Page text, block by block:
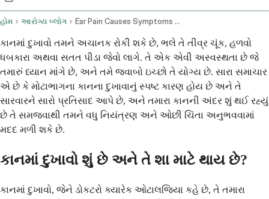
હોમ આરોગ્ય બ્લોગ Ear Pain Causes Symptoms And Treatment
કાનમાં દુખાવો તમને અચાનક રોકી શકે છે, ભલે તે તીવ્ર ચૂંક, હળવો
ધબકારા અથવા સતત પીડા જેવો લાગે. તે એક એવી અસ્વસ્થતા છે જે
તમારું ધ્યાન માંગે છે, અને તમે જવાબો ઇચ્છો તે યોગ્ય છે. સારા સમાચાર
એ છે કે મોટાભાગના કાનના દુખાવાનું સ્પષ્ટ કારણ હોય છે અને તે
સારવારને સારો પ્રતિસાદ આપે છે, અને તમારા કાનની અંદર શું થઈ રહ્યું
છે તે સમજવાથી તમને વધુ નિયંત્રણ અને ઓછી ચિંતા અનુભવવામાં
મદદ મળી શકે છે.
કાનમાં દુખાવો શું છે અને તે શા માટે થાય છે?
કાનમાં દુખાવો, જેને ડોકટરો ક્યારેક ઓટાલજિયા કહે છે, તે તમારા